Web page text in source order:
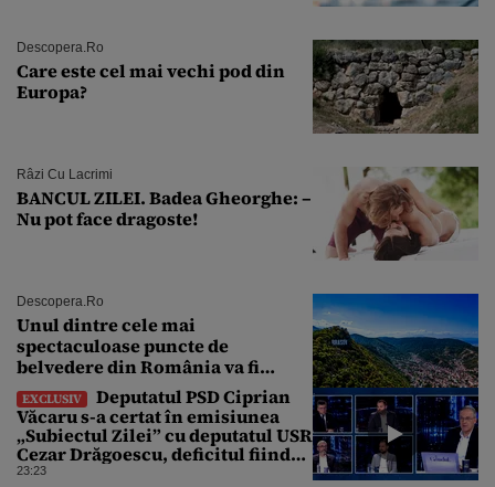
Descopera.ro
Care este cel mai vechi pod din
Europa?
Râzi Cu Lacrimi
BANCUL ZILEI. Badea Gheorghe: –
Nu pot face dragoste!
Descopera.ro
Unul dintre cele mai
spectaculoase puncte de
belvedere din România va fi
restaurat
EXCLUSIV
Deputatul PSD Ciprian
Văcaru s-a certat în emisiunea
„Subiectul Zilei” cu deputatul USR
Cezar Drăgoescu, deficitul fiind
motivul scandalului
23:23